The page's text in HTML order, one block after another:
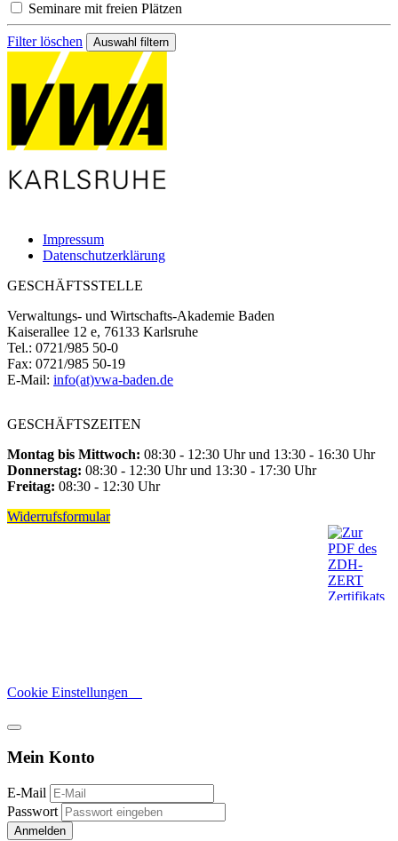
Seminare mit freien Plätzen
Filter löschen
Impressum
Datenschutzerklärung
GESCHÄFTSSTELLE
Verwaltungs- und Wirtschafts-Akademie Baden
Kaiserallee 12 e, 76133 Karlsruhe
Tel.: 0721/985 50-0
Fax: 0721/985 50-19
E-Mail: info(at)vwa-baden.de
GESCHÄFTSZEITEN
Montag bis Mittwoch: 08:30 - 12:30 Uhr und 13:30 - 16:30 Uhr
Donnerstag: 08:30 - 12:30 Uhr und 13:30 - 17:30 Uhr
Freitag: 08:30 - 12:30 Uhr
Widerrufsformular
Cookie Einstellungen
Mein Konto
E-Mail
Passwort
Anmelden